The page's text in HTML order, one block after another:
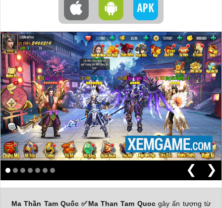
❮ ❯
Ma Thần Tam Quốc ✅Ma Than Tam Quocgây ấn tượng từ